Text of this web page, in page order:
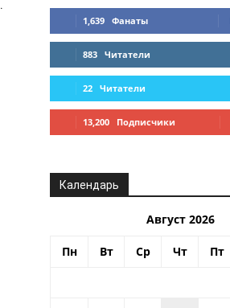
1,639 Фанаты
883 Читатели
22 Читатели
13,200 Подписчики
Календарь
Август 2026
Пн Вт Ср Чт Пт